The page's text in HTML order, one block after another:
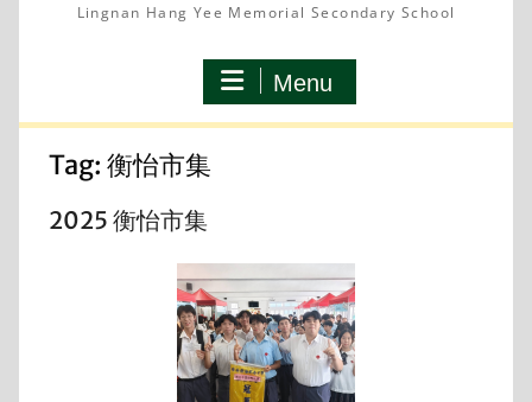
Lingnan Hang Yee Memorial Secondary School
Menu
Tag: 衡怡市集
2025 衡怡市集